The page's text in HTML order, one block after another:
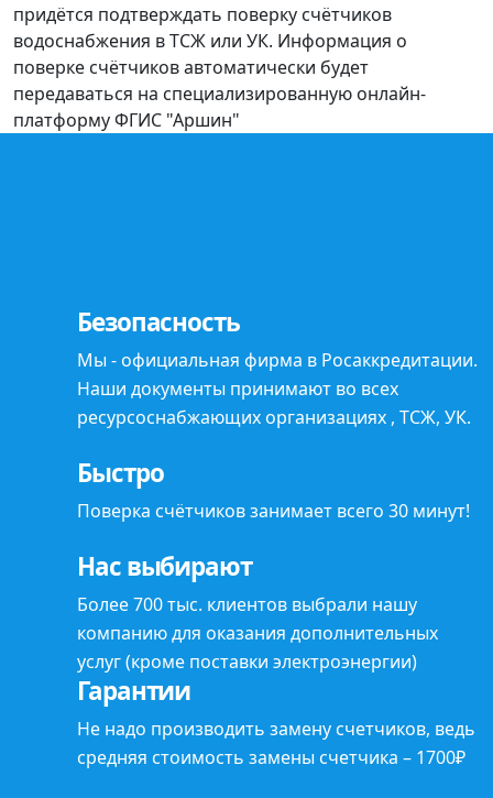
придётся подтверждать поверку счётчиков
водоснабжения в ТСЖ или УК. Информация о
поверке счётчиков автоматически будет
передаваться на специализированную онлайн-
платформу ФГИС "Аршин"
Безопасность
Мы -официальная фирма в Росаккредитации.
Наши документы принимают во всех
ресурсоснабжающих организациях , ТСЖ, УК.
Быстро
Поверка счётчиков занимает всего30 минут!
Нас выбирают
Более 700 тыс. клиентов выбрали нашу
компанию для оказаниядополнительных
услуг (кроме поставки электроэнергии)
Гарантии
Не надо производить замену счетчиков, ведь
средняя стоимость замены счетчика – 1700₽